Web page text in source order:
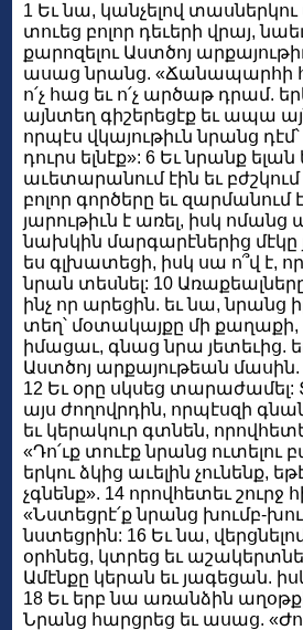
1 Եւ նա, կանչելով
տուեց բոլոր դեւերի վրայ,
քարոզելու Աստծոյ
ասաց նրանց. «Ճանապարհի
ո՛չ հաց եւ ո՛չ արծաթ դրամ.
այնտեղ գիշերեցէք եւ ապա
որպէս վկայութիւն նրանց
դուրս ելնէք»: 6 Եւ նրանք
աւետարանում էին եւ
բոլոր գործերը եւ զարմանում
յարութիւն է առել, իսկ ոմանց
նախկին մարգարէներից մէկը
ես գլխատեցի, իսկ սա ո՞վ է,
նրան տեսնել: 10
ինչ որ արեցին. եւ նա,
տեղ՝ մօտակայքը մի քաղաքի,
իմացաւ, գնաց նրա յետեւից.
Աստծոյ արքայութեան մասին.
12 Եւ օրը սկսեց
այս ժողովրդին, որպէսզի
եւ կերակուր գտնեն,
«Դո՛ւք տուէք նրանց
երկու ձկից աւելին չունենք,
չգնենք». 14 որովհետեւ
«Նստեցրէ՛ք նրանց խումբ-
նստեցրին: 16 Եւ նա,
օրհնեց, կտրեց եւ
Ամէնքը կերան եւ յագեցան.
18 Եւ երբ նա առանձին
Նրանց հարցրեց եւ ասաց.